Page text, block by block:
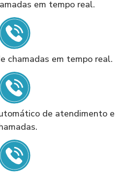
em tempo real.
chamadas em tempo real.
de atendimento e